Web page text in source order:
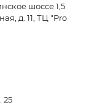
шоссе 1,5
д. 11, ТЦ "Pro
25